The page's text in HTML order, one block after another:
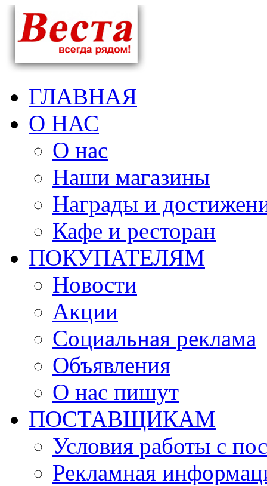
ГЛАВНАЯ
О НАС
О нас
Наши магазины
Награды и
Кафе и ресторан
ПОКУПАТЕЛЯМ
Новости
Акции
Социальная реклама
Объявления
О нас пишут
ПОСТАВЩИКАМ
Условия работы с
Рекламная